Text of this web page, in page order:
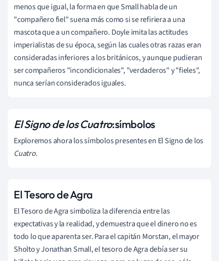
menos que igual, la forma en que Small habla de un
"compañero fiel" suena más como si se refiriera a una
mascota que a un compañero. Doyle imita las actitudes
imperialistas de su época, según las cuales otras razas eran
consideradas inferiores a los británicos, y aunque pudieran
ser compañeros "incondicionales", "verdaderos" y "fieles",
nunca serían considerados iguales.
El Signo de los Cuatro:símbolos
Exploremos ahora los símbolos presentes en El Signo de los
Cuatro.
El Tesoro de Agra
El Tesoro de Agra simboliza la diferencia entre las
expectativas y la realidad, y demuestra que el dinero no es
todo lo que aparenta ser. Para el capitán Morstan, el mayor
Sholto y Jonathan Small, el tesoro de Agra debía ser su